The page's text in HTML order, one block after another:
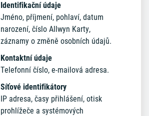
Identifikační údaje
Jméno, příjmení, pohlaví, datum
narození, číslo Allwyn Karty,
záznamy o změně osobních údajů.
Kontaktní údaje
Telefonní číslo, e-mailová adresa.
Síťové identifikátory
IP adresa, časy přihlášení, otisk
prohlížeče a systémových